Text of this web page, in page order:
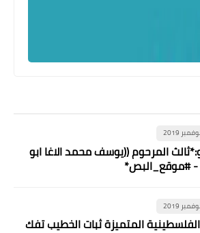
بفيروس كورونا في
الأسماء
المرحوم ((يوسف محمد الاغا ابو
#موقع_البص*
الفلسطينية المتميزة ثبات الخطيب تفك